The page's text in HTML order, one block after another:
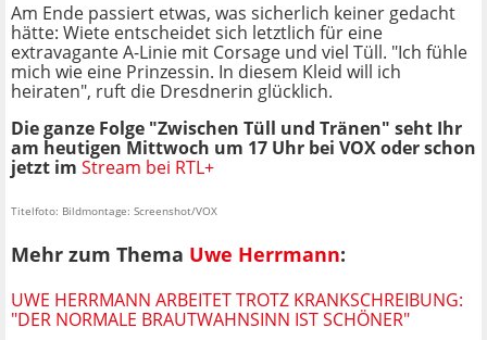
Am Ende passiert etwas, was sicherlich keiner gedacht
hätte: Wiete entscheidet sich letztlich für eine
extravagante A-Linie mit Corsage und viel Tüll. "Ich fühle
mich wie eine Prinzessin. In diesem Kleid will ich
heiraten", ruft die Dresdnerin glücklich.
Die ganze Folge "Zwischen Tüll und Tränen" seht Ihr
am heutigen Mittwoch um 17 Uhr bei VOX oder schon
jetzt im Stream bei RTL+
Titelfoto: Bildmontage: Screenshot/VOX
Mehr zum Thema Uwe Herrmann:
UWE HERRMANN ARBEITET TROTZ KRANKSCHREIBUNG:
"DER NORMALE BRAUTWAHNSINN IST SCHÖNER"